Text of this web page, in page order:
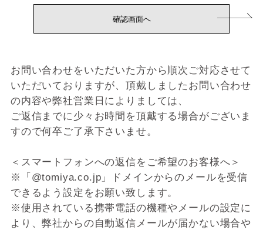
お問い合わせをいただいた方から順次ご対応させて
いただいておりますが、頂戴しましたお問い合わせ
の内容や弊社営業日によりましては、
ご返信までに少々お時間を頂戴する場合がございま
すので何卒ご了承下さいませ。
＜スマートフォンへの返信をご希望のお客様へ＞
※「@tomiya.co.jp」ドメインからのメールを受信
できるよう設定をお願い致します。
※使用されている携帯電話の機種やメールの設定に
より、弊社からの自動返信メールが届かない場合や